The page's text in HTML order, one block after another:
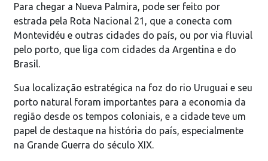
Para chegar a Nueva Palmira, pode ser feito por
estrada pela Rota Nacional 21, que a conecta com
Montevidéu e outras cidades do país, ou por via fluvial
pelo porto, que liga com cidades da Argentina e do
Brasil.
Sua localização estratégica na foz do rio Uruguai e seu
porto natural foram importantes para a economia da
região desde os tempos coloniais, e a cidade teve um
papel de destaque na história do país, especialmente
na Grande Guerra do século XIX.